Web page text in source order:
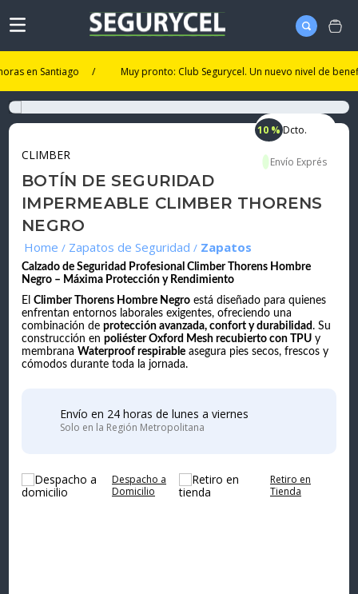
Santiago / Muy pronto: Club Segurycel. Un nuevo nivel de beneficios.
10 % Dcto.
CLIMBER
BOTÍN DE SEGURIDAD
IMPERMEABLE CLIMBER THORENS
NEGRO
Zapatos de Seguridad Zapatos
Calzado de Seguridad Profesional Climber Thorens Hombre
Negro – Máxima Protección y Rendimiento
ElClimber Thorens Hombre Negro está diseñado para quienes
enfrentan entornos laborales exigentes, ofreciendo una
combinación deprotección avanzada, confort y durabilidad. Su
construcción enpoliéster Oxford Mesh recubierto con TPU y
membranaWaterproof respirable asegura pies secos, frescos y
cómodos durante toda la jornada.
Envío en 24 horas de lunes a viernes
Solo en la Región Metropolitana
Despacho a
Domicilio
Retiro en
Tienda